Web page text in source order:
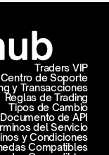
Centro de Soporte
y Transacciones
Traders VIP
Reglas de Trading
Tipos de Cambio
Documento de API
del Servicio
y Condiciones
Compatibles